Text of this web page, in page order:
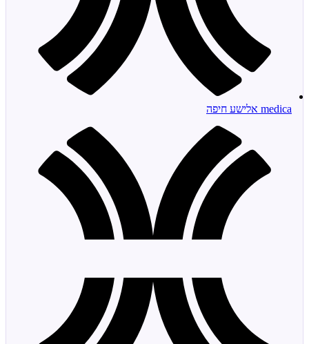
medica אלישע חיפה